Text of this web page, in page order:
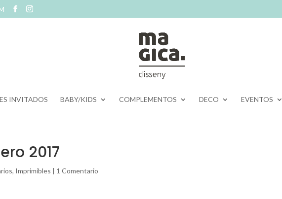
INVITADOS BABY/KIDS COMPLEMENTOS DECO EVENTOS
2017
, Imprimibles | 1 Comentario